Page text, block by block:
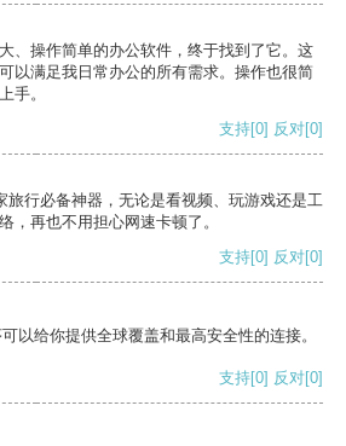
、操作简单的办公软件，终于找到了它。这
以满足我日常办公的所有需求。操作也很简
手。
支持[0] 反对[0]
旅行必备神器，无论是看视频、玩游戏还是工
，再也不用担心网速卡顿了。
支持[0] 反对[0]
以给你提供全球覆盖和最高安全性的连接。
支持[0] 反对[0]